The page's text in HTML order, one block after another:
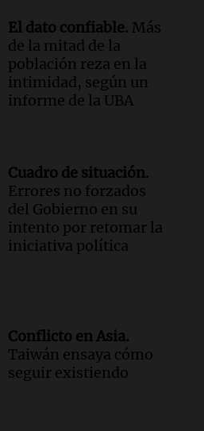
El dato confiable. Más
de la mitad de la
población reza en la
intimidad, según un
informe de la UBA
Cuadro de situación.
Errores no forzados
del Gobierno en su
intento por retomar la
iniciativa política
Conflicto en Asia.
Taiwán ensaya cómo
seguir existiendo